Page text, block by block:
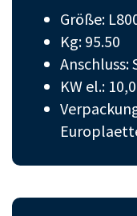
Größe:
Kg: 95.50
Anschluss:
KW el.: